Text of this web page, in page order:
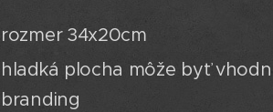
rozmer 34x20cm
hladká plocha môže byť
branding